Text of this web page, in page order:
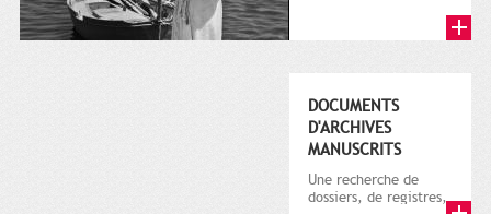
DOCUMENTS
D'ARCHIVES
MANUSCRITS
Une recherche de
dossiers, de registres,